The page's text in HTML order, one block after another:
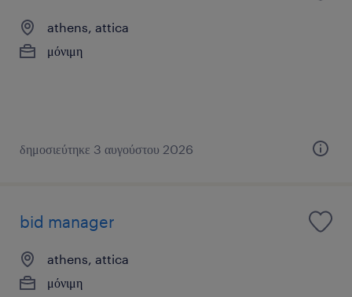
athens, attica
μόνιμη
δημοσιεύτηκε 3 αυγούστου 2026
bid manager
athens, attica
μόνιμη